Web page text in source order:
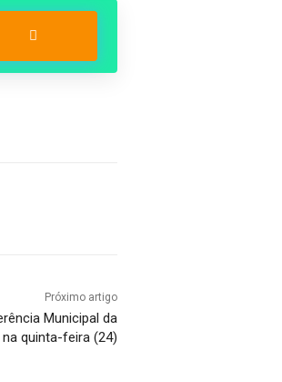
Próximo artigo
Municipal da
na quinta-feira (24)